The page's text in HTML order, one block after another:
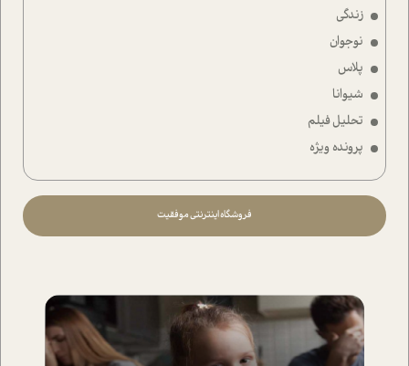
زندگی
نوجوان
پلاس
شیوانا
تحلیل فیلم
پرونده ویژه
فروشگاه اینترنتی موفقیت